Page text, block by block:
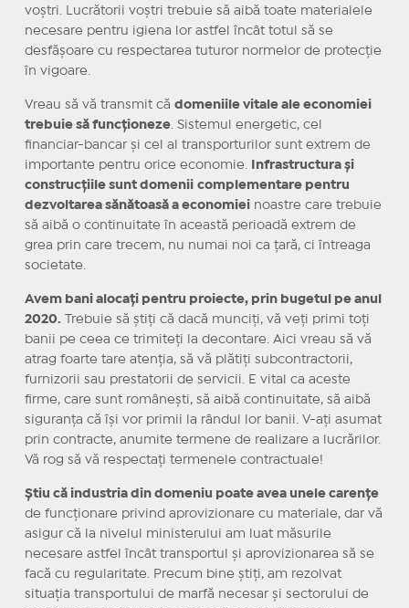
voștri. Lucrătorii voștri trebuie să aibă toate materialele
necesare pentru igiena lor astfel încât totul să se
desfășoare cu respectarea tuturor normelor de protecție
în vigoare.
Vreau să vă transmit că domeniile vitale ale economiei
trebuie să funcționeze. Sistemul energetic, cel
financiar-bancar și cel al transporturilor sunt extrem de
importante pentru orice economie.
Infrastructura și
construcțiile sunt domenii complementare pentru
dezvoltarea sănătoasă a economieinoastre care trebuie
să aibă o continuitate în această perioadă extrem de
grea prin care trecem, nu numai noi ca țară, ci întreaga
societate.
Avem bani alocați pentru proiecte, prin bugetul pe anul
2020.Trebuie să știți că dacă munciți, vă veți primi toți
banii pe ceea ce trimiteți la decontare. Aici vreau să vă
atrag foarte tare atenția, să vă plătiți subcontractorii,
furnizorii sau prestatorii de servicii. E vital ca aceste
firme, care sunt românești, să aibă continuitate, să aibă
siguranța că își vor primii la rândul lor banii. V-ați asumat
prin contracte, anumite termene de realizare a lucrărilor.
Vă rog să vă respectați termenele contractuale!
Știu că industria din domeniu poate avea unele carențe
de funcționare privind aprovizionare cu materiale, dar vă
asigur că la nivelul ministerului am luat măsurile
necesare astfel încât transportul și aprovizionarea să se
facă cu regularitate. Precum bine știți, am rezolvat
situația transportului de marfă necesar și sectorului de